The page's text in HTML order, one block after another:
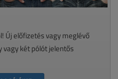
Új előfizetés vagy meglévő
vagy két pólót jelentős